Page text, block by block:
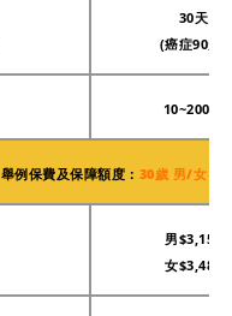
30天
(癌症90天)
10~200萬
舉例保費及保障額度： 30歲 男/女 保
男$3,150
女$3,480